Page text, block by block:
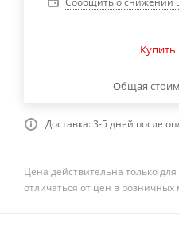
Купить
Общая
Доставка: 3-5 дней после
Цена действительна только
отличаться от цен в розничных